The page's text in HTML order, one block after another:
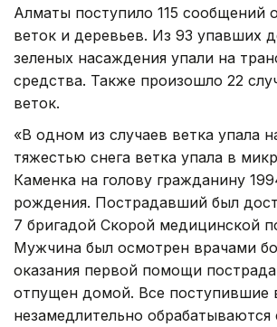
Алматы поступило 115 сообщений
веток и деревьев. Из 93 упавших
зеленых насаждения упали на
средства. Также произошло 22
веток.
«В одном из случаев ветка упала
тяжестью снега ветка упала в
Каменка на голову гражданину
рождения. Пострадавший был
7 бригадой Скорой медицинской
Мужчина был осмотрен врачами
оказания первой помощи
отпущен домой. Все поступившие
незамедлительно